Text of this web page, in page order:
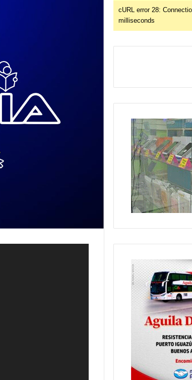
cURL error 28:
milliseconds